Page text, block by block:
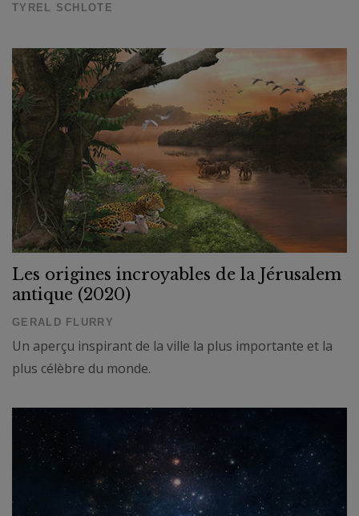
TYREL SCHLOTE
Les origines incroyables de la Jérusalem
antique (2020)
GERALD FLURRY
Un aperçu inspirant de la ville la plus importante et la
plus célèbre du monde.